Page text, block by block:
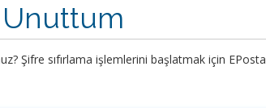
Şifre sıfırlama işlemlerini başlatmak için EPosta